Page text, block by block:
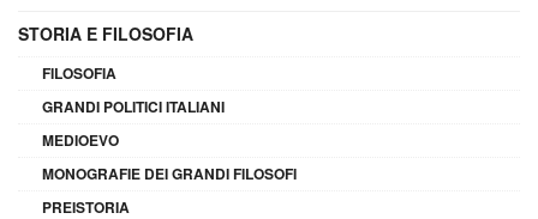
STORIA E FILOSOFIA
FILOSOFIA
GRANDI POLITICI ITALIANI
MEDIOEVO
MONOGRAFIE DEI GRANDI FILOSOFI
PREISTORIA